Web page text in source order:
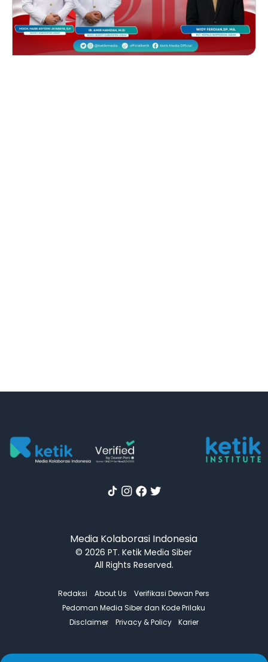
Media Kolaborasi Indonesia
© 2026 PT. Ketik Media Siber
All Rights Reserved.
Redaksi About Us
Verifikasi Dewan Pers
Pedoman Media Siber dan Kode Prilaku
Disclaimer
Privacy & Policy Karier